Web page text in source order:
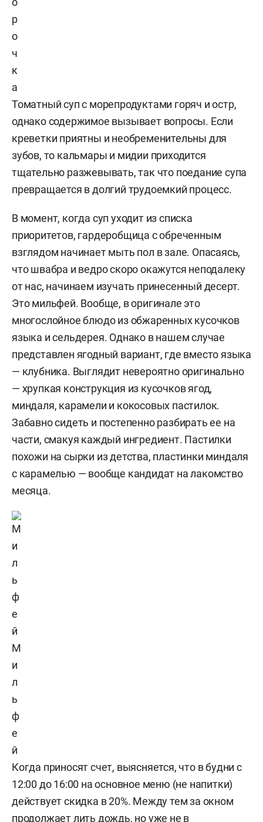
р
о
ч
к
а
Томатный суп с морепродуктами горяч и остр,
однако содержимое вызывает вопросы. Если
креветки приятны и необременительны для
зубов, то кальмары и мидии приходится
тщательно разжевывать, так что поедание супа
превращается в долгий трудоемкий процесс.
В момент, когда суп уходит из списка
приоритетов, гардеробщица с обреченным
взглядом начинает мыть пол в зале. Опасаясь,
что швабра и ведро скоро окажутся неподалеку
от нас, начинаем изучать принесенный десерт.
Это мильфей. Вообще, в оригинале это
многослойное блюдо из обжаренных кусочков
языка и сельдерея. Однако в нашем случае
представлен ягодный вариант, где вместо языка
— клубника. Выглядит невероятно оригинально
— хрупкая конструкция из кусочков ягод,
миндаля, карамели и кокосовых пастилок.
Забавно сидеть и постепенно разбирать ее на
части, смакуя каждый ингредиент. Пастилки
похожи на сырки из детства, пластинки миндаля
с карамелью — вообще кандидат на лакомство
месяца.
М
и
л
ь
ф
е
й
Когда приносят счет, выясняется, что в будни с
12:00 до 16:00 на основное меню (не напитки)
действует скидка в 20%. Между тем за окном
продолжает лить дождь, но уже не в